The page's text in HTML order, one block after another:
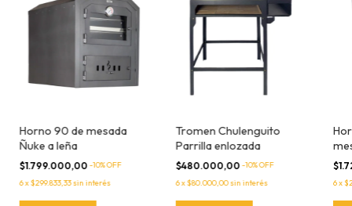
Horno 90 de mesada
Ñuke a leña
$1.799.000,00 -10% OFF
6x$299.833,33sin interés
Tromen Chulenguito
Parrilla enlozada
$480.000,00-10% OFF
6x$80.000,00sin interés 6 x